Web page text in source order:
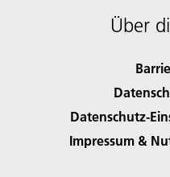
Über
Datenschutz-
Impressum &